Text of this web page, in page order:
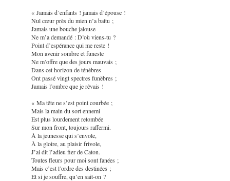
« Jamais d’enfants ! jamais d’épouse !
Nul cœur près du mien n’a battu ;
Jamais une bouche jalouse
Ne m’a demandé : D’où viens-tu ?
Point d’espérance qui me reste !
Mon avenir sombre et funeste
Ne m’offre que des jours mauvais ;
Dans cet horizon de ténèbres
Ont passé vingt spectres funèbres ;
Jamais l’ombre que je rêvais !
« Ma tête ne s’est point courbée ;
Mais la main du sort ennemi
Est plus lourdement retombée
Sur mon front, toujours raffermi.
À la jeunesse qui s’envole,
À la gloire, au plaisir frivole,
J’ai dit l’adieu fier de Caton.
Toutes fleurs pour moi sont fanées ;
Mais c’est l’ordre des destinées ;
Et si je souffre, qu’en sait-on ?